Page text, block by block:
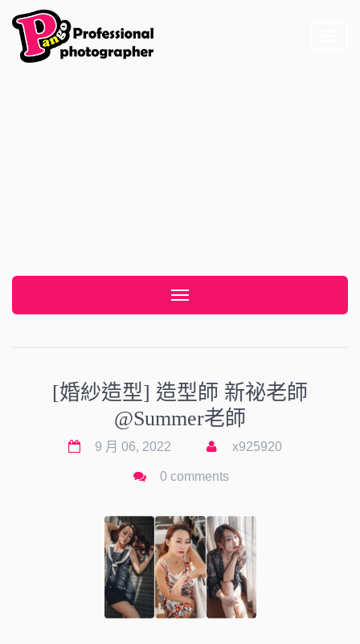
Toggle navigation
[婚紗造型] 造型師 新祕老師
@Summer老師
9 月 06, 2022 x925920
0 comments